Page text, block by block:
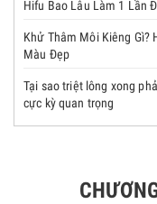
Hifu Bao Lâu Làm 1 Lần
Khử Thâm Môi Kiêng Gì?
Màu Đẹp
Tại sao triệt lông xong
cực kỳ quan trọng